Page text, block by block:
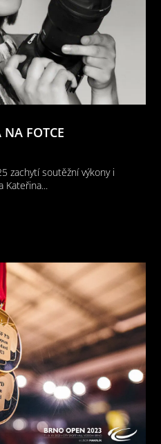
NA FOTCE
zachytí soutěžní výkony i
Kateřina...